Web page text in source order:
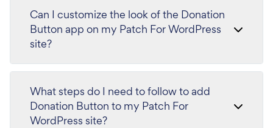
Can I customize the look of the Donation
Button app on my Patch For WordPress
site?
What steps do I need to follow to add
Donation Button to my Patch For
WordPress site?